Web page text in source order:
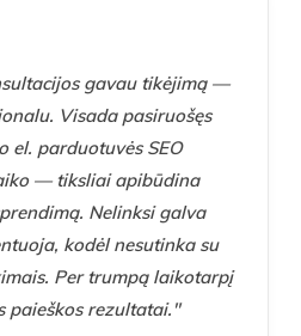
gavau tikėjimą —
Visada pasiruošęs
el. parduotuvės SEO
— tiksliai apibūdina
Nelinksi galva
kodėl nesutinka su
Per trumpą laikotarpį
paieškos rezultatai."